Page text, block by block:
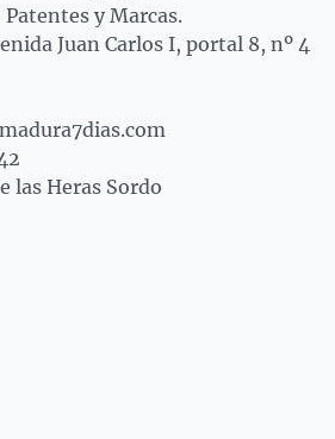
y Marcas.
Juan Carlos I, portal 8, nº 4
las Heras Sordo